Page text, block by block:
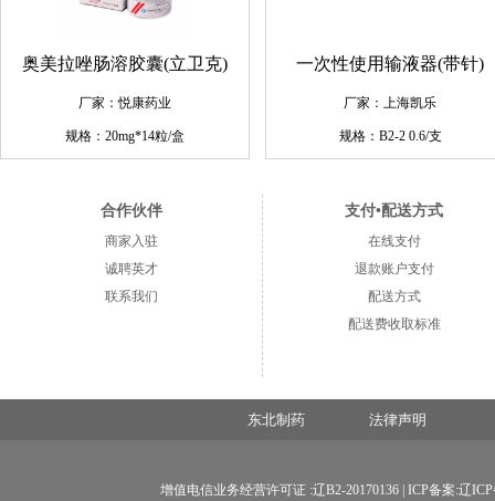
奥美拉唑肠溶胶囊(立卫克)
厂家：悦康药业
规格：20mg*14粒/盒
一次性使用输液器(带针)
厂家：上海凯乐
规格：B2-2 0.6/支
合作伙伴
商家入驻
诚聘英才
联系我们
支付•配送方式
在线支付
退款账户支付
配送方式
配送费收取标准
东北制药 法律声明
增值电信业务经营许可证 :辽B2-20170136 | ICP备案:辽